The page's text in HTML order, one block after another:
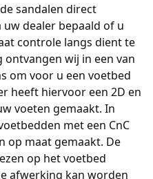
sandalen direct
dealer bepaald of u
controle langs dient te
wij in een van
om voor u een voetbed
heeft hiervoor een 2D en
voeten gemaakt. In
met een CnC
op maat gemaakt. De
op het voetbed
afwerking kan worden